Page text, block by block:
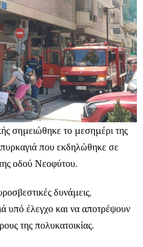
σημειώθηκε το μεσημέρι της
που εκδηλώθηκε σε
οδού Νεοφύτου.
δυνάμεις,
υπό έλεγχο και να αποτρέψουν
της πολυκατοικίας.